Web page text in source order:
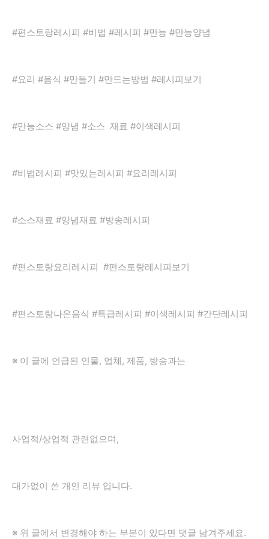
#편스토랑레시피 #비법 #레시피 #만능 #만능양념
#요리 #음식 #만들기 #만드는방법 #레시피보기
#만능소스 #양념 #소스 재료 #이색레시피
#비법레시피 #맛있는레시피 #요리레시피
#소스재료 #양념재료 #방송레시피
#편스토랑요리레시피 #편스토랑레시피보기
#편스토랑나온음식 #특급레시피 #이색레시피 #간단레시피
※ 이 글에 언급된 인물, 업체, 제품, 방송과는
사업적/상업적 관련없으며,
대가없이 쓴 개인 리뷰 입니다.
※ 위 글에서 변경해야 하는 부분이 있다면 댓글 남겨주세요.